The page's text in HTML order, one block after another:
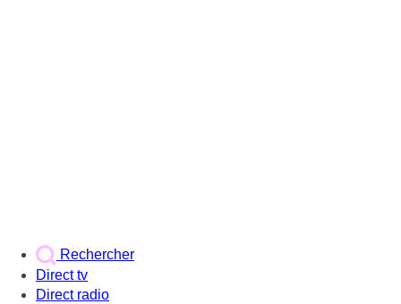
Rechercher
Direct tv
Direct radio